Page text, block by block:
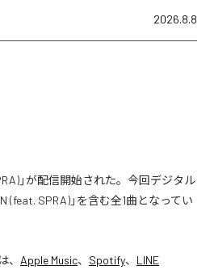
2026.8.8
」が配信開始された。今回デジタル
(feat. SPRA)」を含む全1曲となってい
、 Apple Music、 Spotify、 LINE